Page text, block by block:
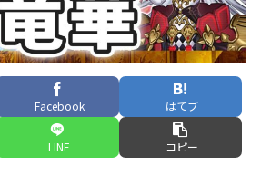
Facebook はてブ
LINE コピー